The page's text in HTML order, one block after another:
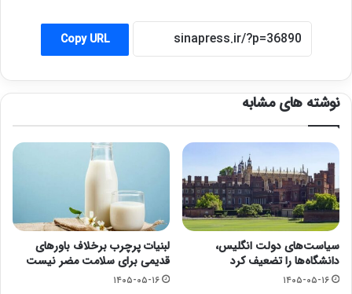
Copy URL
نوشته های مشابه
سیاست‌های دولت انگلیس،
دانشگاه‌ها را تضعیف کرد
۱۴۰۵-۰۵-۱۶
لبنیات پرچرب برخلاف باورهای
قدیمی برای سلامت مضر نیست
۱۴۰۵-۰۵-۱۶